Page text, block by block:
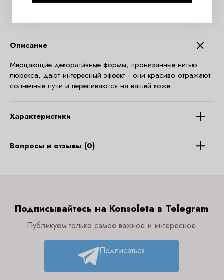
Описание
Мерцающие декоративные формы, пронизанные нитью
люрекса, дают интересный эффект - они красиво отражают
солнечные лучи и переливаются на вашей коже.
Характеристики
Вопросы и отзывы (0)
Подписывайтесь на Konsoleta в Telegram
Публикуем только самое важное и интересное
Подписаться